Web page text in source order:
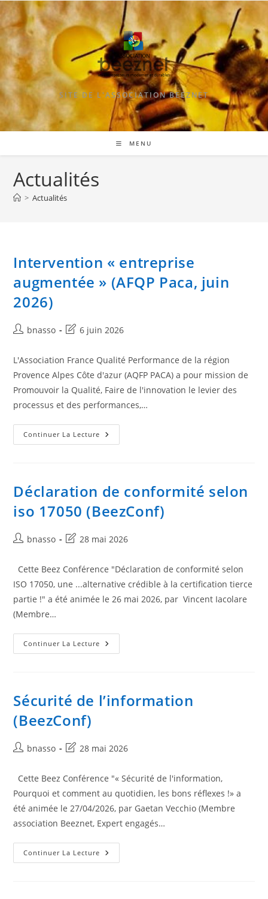
Skip
to
content
SITE DE L'ASSOCIATION BEEZNET
MENU
Actualités
> Actualités
Intervention « entreprise
augmentée » (AFQP Paca, juin
2026)
Auteur/autrice
la
bnasso
Dernière
de
publication :
6 juin 2026
L'Association France Qualité Performance de la région
Provence Alpes Côte d'azur (AQFP PACA) a pour mission de
Promouvoir la Qualité, Faire de l'innovation le levier des
processus et des performances,…
Continuer La Lecture Intervention
« Entreprise
2026)
Déclaration de conformité selon
iso 17050 (BeezConf)
Auteur/autrice
la
bnasso
Dernière
de
publication :
28 mai 2026
Cette Beez Conférence "Déclaration de conformité selon
ISO 17050, une ...alternative crédible à la certification tierce
partie !" a été animée le 26 mai 2026, par Vincent Iacolare
(Membre…
Continuer La Lecture Déclaration
De
(BeezConf)
Sécurité de l’information
(BeezConf)
Auteur/autrice
la
bnasso
Dernière
de
publication :
28 mai 2026
Cette Beez Conférence "« Sécurité de l'information,
Pourquoi et comment au quotidien, les bons réflexes !» a
été animée le 27/04/2026, par Gaetan Vecchio (Membre
association Beeznet, Expert engagés…
Continuer La Lecture Sécurité
De